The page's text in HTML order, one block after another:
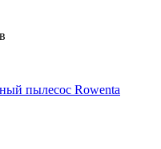
пылесос Rowenta